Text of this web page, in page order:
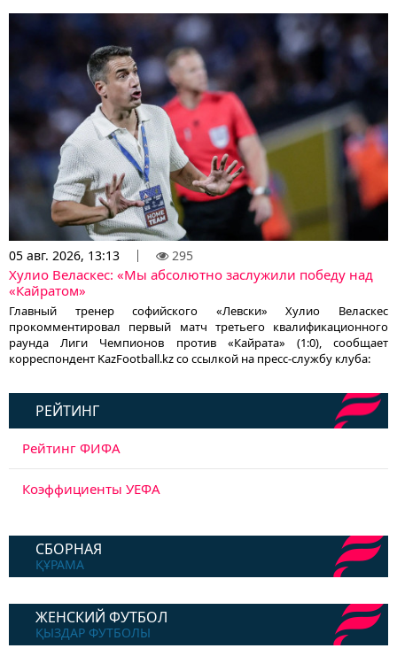
05 авг. 2026, 13:13 295
Хулио Веласкес: «Мы абсолютно заслужили победу над
«Кайратом»
Главный тренер софийского «Левски» Хулио Веласкес
прокомментировал первый матч третьего квалификационного
раунда Лиги Чемпионов против «Кайрата» (1:0), сообщает
корреспондент KazFootball.kz со ссылкой на пресс-службу клуба:
РЕЙТИНГ
Рейтинг ФИФА
Коэффициенты УЕФА
СБОРНАЯ
ҚҰРАМА
ЖЕНСКИЙ ФУТБОЛ
ҚЫЗДАР ФУТБОЛЫ